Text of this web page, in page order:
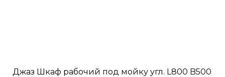
Джаз Шкаф рабочий под мойку угл. L800 B500